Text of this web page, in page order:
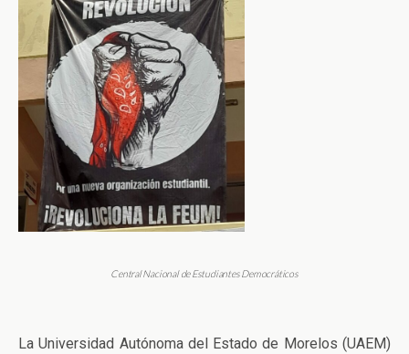
Central Nacional de Estudiantes Democráticos
La Universidad Autónoma del Estado de Morelos (UAEM)